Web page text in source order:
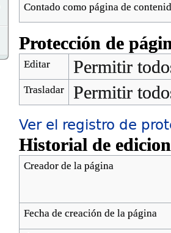
Contado como página de
Protección de
Editar Permitir
Trasladar Permitir
Ver el registro de
Historial de
Creador de la página
Fecha de creación de la página